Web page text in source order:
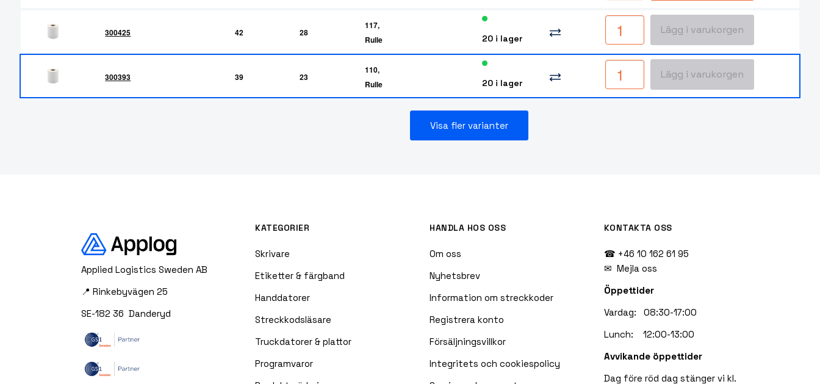
300425 42 28
117,
Rulle
20 i lager
Lägg i varukorgen
300393 39 23
110,
Rulle
20 i lager
Lägg i varukorgen
Visa fler varianter
Applied Logistics Sweden AB
📍 Rinkebyvägen 25
SE-182 36 Danderyd
KATEGORIER
Skrivare
Etiketter & färgband
Handdatorer
Streckkodsläsare
Truckdatorer & plattor
Programvaror
HANDLA HOS OSS
Om oss
Nyhetsbrev
Information om streckkoder
Registrera konto
Försäljningsvillkor
Integritets och cookiespolicy
KONTAKTA OSS
☎ +46 10 162 61 95
✉ Mejla oss
Öppettider
Vardag: 08:30-17:00
Lunch: 12:00-13:00
Avvikande öppettider
Dag före röd dag stänger vi kl.